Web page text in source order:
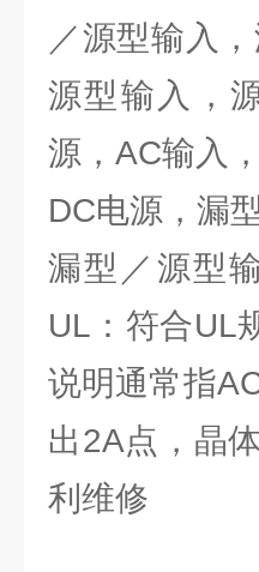
／源型输入
源型输入，
源，AC输入
DC电源，漏
漏型／源型
UL：符合UL
说明通常指
出2A点，晶
利维修